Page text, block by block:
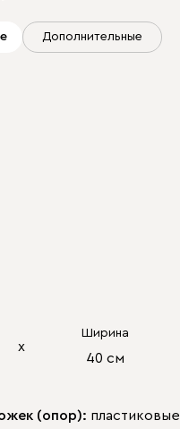
Дополнительные
х
Ширина
40 см
(опор): пластиковые